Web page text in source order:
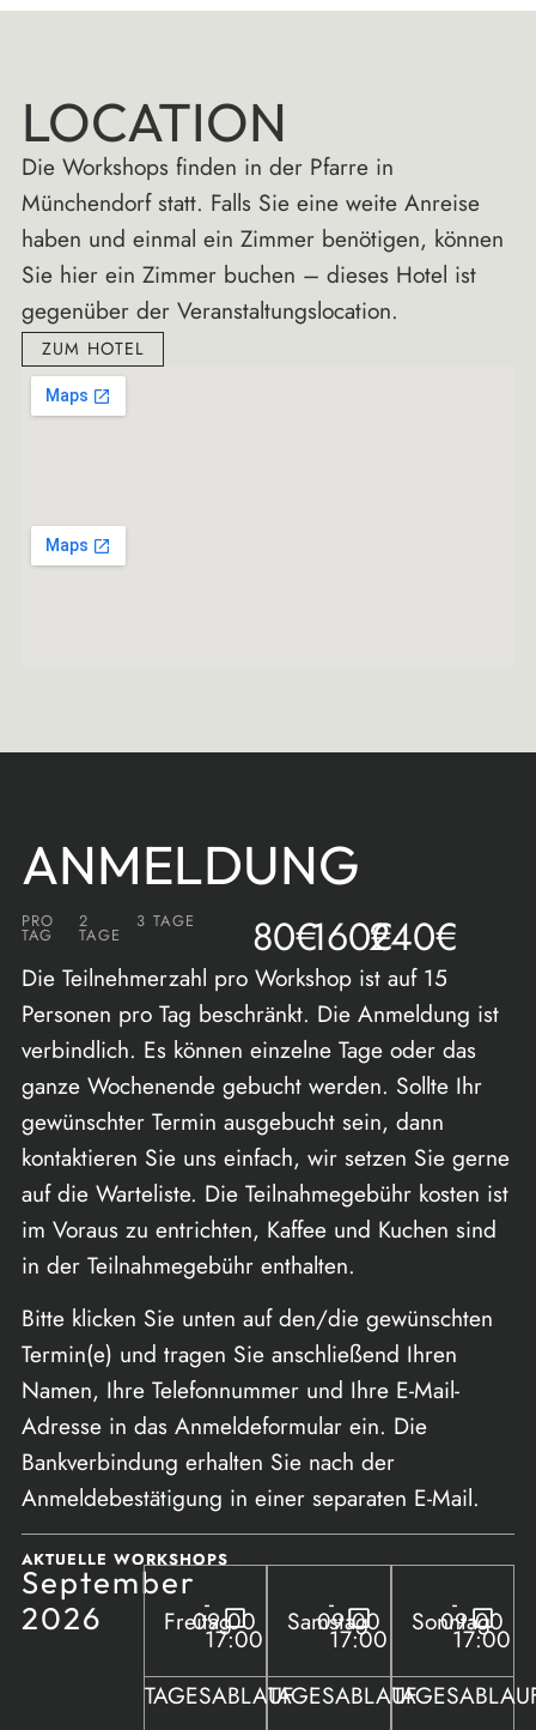
LOCATION
Die Workshops finden in der Pfarre in
Münchendorf statt. Falls Sie eine weite Anreise
haben und einmal ein Zimmer benötigen, können
Sie hier ein Zimmer buchen – dieses Hotel ist
gegenüber der Veranstaltungslocation.
ZUM HOTEL
ANMELDUNG
PRO
TAG
2
TAGE
3 TAGE 80€160€240€
Die Teilnehmerzahl pro Workshop ist auf 15
Personen pro Tag beschränkt. Die Anmeldung ist
verbindlich. Es können einzelne Tage oder das
ganze Wochenende gebucht werden. Sollte Ihr
gewünschter Termin ausgebucht sein, dann
kontaktieren Sie uns einfach, wir setzen Sie gerne
auf die Warteliste. Die Teilnahmegebühr kosten ist
im Voraus zu entrichten, Kaffee und Kuchen sind
in der Teilnahmegebühr enthalten.
Bitte klicken Sie unten auf den/die gewünschten
Termin(e) und tragen Sie anschließend Ihren
Namen, Ihre Telefonnummer und Ihre E-Mail-
Adresse in das Anmeldeformular ein. Die
Bankverbindung erhalten Sie nach der
Anmeldebestätigung in einer separaten E-Mail.
AKTUELLE WORKSHOPS
September
2026
Freitag
09:00
-
17:00
TAGESABLAUF
Samstag
09:00
-
17:00
TAGESABLAUF
Sonntag
09:00
-
17:00